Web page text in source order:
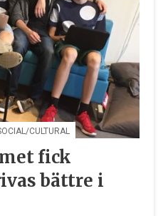
CULTURAL
fick
bättre i